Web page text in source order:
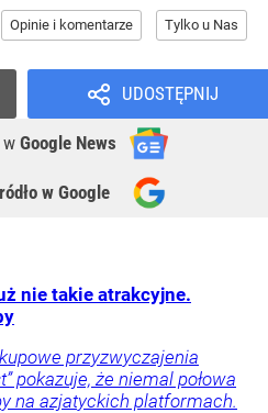
Opinie i komentarze Tylko u Nas
UDOSTĘPNIJ
w Google News
w Google
nie takie atrakcyjne.
przyzwyczajenia
pokazuje, że niemal połowa
na azjatyckich platformach.